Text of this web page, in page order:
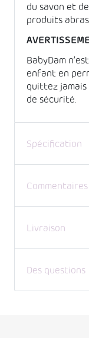
du savon et de
produits
BabyDam
enfant en
quittez jamais
de sécurité.
Spécification
Commentaires
Livraison
Des questions